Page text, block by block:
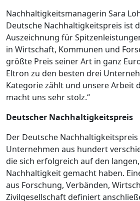
Nachhaltigkeitsmanagerin Sara
Deutsche Nachhaltigkeitspreis ist
Auszeichnung für
in Wirtschaft, Kommunen und
größte Preis seiner Art in ganz
Eltron zu den besten drei
Kategorie zählt und unsere Arbeit
macht uns sehr stolz.“
Deutscher Nachhaltigkeitspreis
Der Deutsche
Unternehmen aus hundert
die sich erfolgreich auf den
Nachhaltigkeit gemacht haben.
aus Forschung, Verbänden,
Zivilgesellschaft definiert